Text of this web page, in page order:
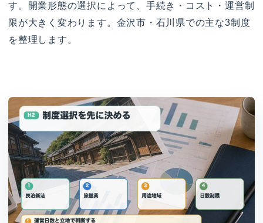
す。開業形態の選択によって、手続き・コスト・運営制
限が大きく変わります。金沢市・石川県での主な3制度
を整理します。